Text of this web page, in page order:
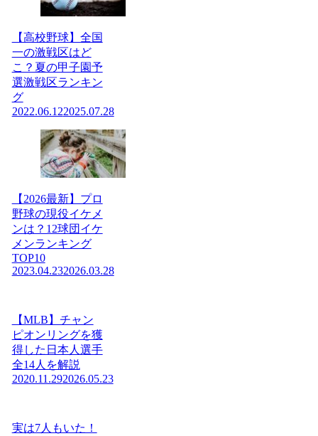
【高校野球】全国
一の激戦区はど
こ？夏の甲子園予
選激戦区ランキン
グ
2022.06.122025.07.28
【2026最新】プロ
野球の現役イケメ
ンは？12球団イケ
メンランキング
TOP10
2023.04.232026.03.28
【MLB】チャン
ピオンリングを獲
得した日本人選手
全14人を解説
2020.11.292026.05.23
実は7人もいた！